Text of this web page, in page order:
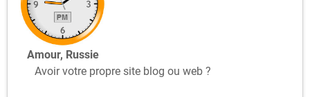
Amour, Russie
Avoir votre propre site blog ou web ?